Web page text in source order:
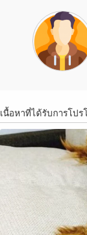
เนื้อหาที่ได้รับการโปร